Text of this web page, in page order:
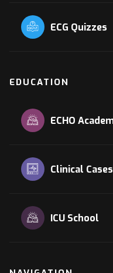
ECG Quizzes
EDUCATION
ECHO
Clinical Cases
ICU School